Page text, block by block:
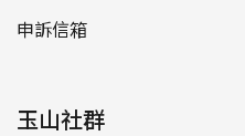
申訴信箱
玉山社群